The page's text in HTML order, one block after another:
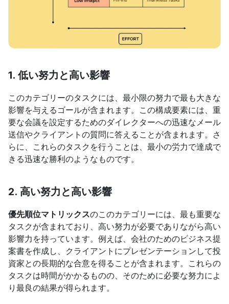
1. 低い努力と高い影響
このカテゴリーのタスクには、最小限の努力で最も大きな
影響を与えるゴールが含まれます。この構成要素には、重
要な会議を設定するためのダイレクターへの迅速なメール
送信やクライアントの質問に答えることが含まれます。さ
らに、これらのタスクを行うことは、最小の労力で達成で
きる迅速な勝利のようなものです。
2. 高い努力と高い影響
優先順位マトリックスのこのカテゴリーには、最も重要な
タスクが含まれており、高い努力が必要でありながら高い
影響力を持っています。例えば、会社のためのビジネス提
案書を作成し、クライアントにプレゼンテーションして投
資家との長期的な合意を得ることが含まれます。これらの
タスクは時間がかかるものの、そのために必要な努力によ
り最良の結果が得られます。